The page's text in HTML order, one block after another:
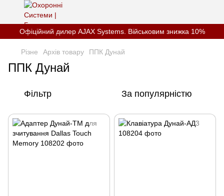
Офіційний дилер AJAX Systems. Військовим знижка 10%
Різне Архів товару ППК Дунай
ППК Дунай
Фільтр За популярністю